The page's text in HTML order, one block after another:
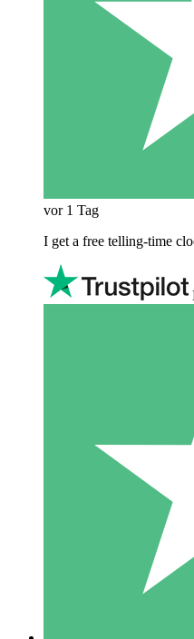
vor 1 Tag
I get a free telling-time